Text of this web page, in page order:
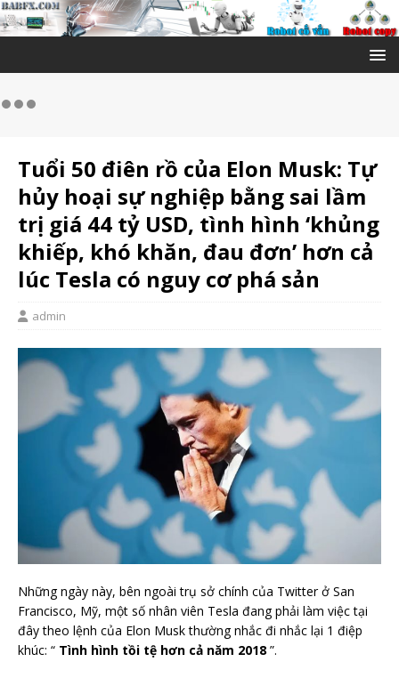
Tuổi 50 điên rồ của Elon Musk: Tự
hủy hoại sự nghiệp bằng sai lầm
trị giá 44 tỷ USD, tình hình ‘khủng
khiếp, khó khăn, đau đơn’ hơn cả
lúc Tesla có nguy cơ phá sản
admin
Những ngày này, bên ngoài trụ sở chính của Twitter ở San
Francisco, Mỹ, một số nhân viên Tesla đang phải làm việc tại
đây theo lệnh của Elon Musk thường nhắc đi nhắc lại 1 điệp
khúc: “ Tình hình tồi tệ hơn cả năm 2018 ”.